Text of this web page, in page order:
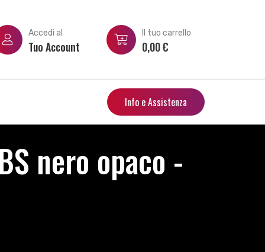
Accedi al
Tuo Account
Il tuo carrello
0,00€
Info e Assistenza
nero opaco -